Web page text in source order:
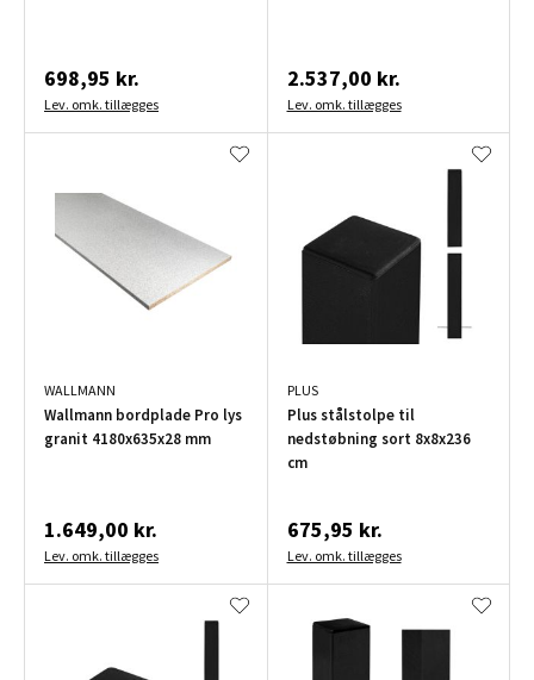
698,95 kr.
Lev. omk. tillægges
2.537,00 kr.
Lev. omk. tillægges
WALLMANN
Wallmann bordplade Pro lys
granit 4180x635x28 mm
1.649,00 kr.
Lev. omk. tillægges
PLUS
Plus stålstolpe til
nedstøbning sort 8x8x236
cm
675,95 kr.
Lev. omk. tillægges